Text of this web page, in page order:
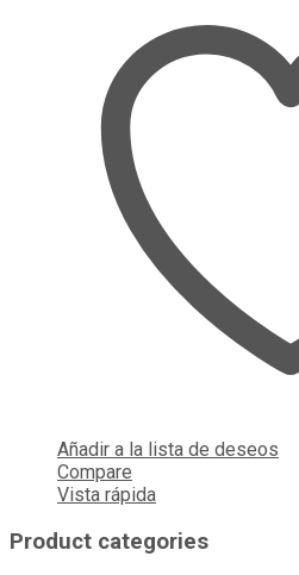
Añadir a la lista de deseos
Compare
Vista rápida
Product categories